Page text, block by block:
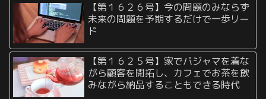
【第１６２６号】今の問題のみならず
未来の問題を予期するだけで一歩リー
ド
【第１６２５号】家でパジャマを着な
がら顧客を開拓し、カフェでお茶を飲
みながら納品することもできる時代